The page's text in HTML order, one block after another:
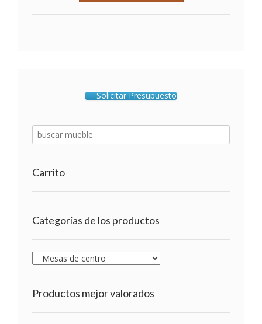
Solicitar Presupuesto
Carrito
Categorías de los productos
Productos mejor valorados